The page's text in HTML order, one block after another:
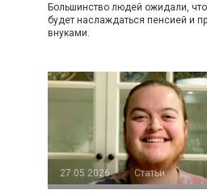
Большинство людей ожидали, что
будет наслаждаться пенсией и
внуками.
27.05.2026 Статьи